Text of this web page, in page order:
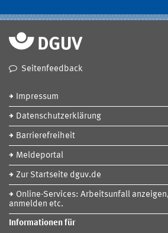
Seitenfeedback
Impressum
Datenschutzerklärung
Barrierefreiheit
Meldeportal
Zur Startseite dguv.de
Online-Services: Arbeitsunfall
anmelden etc.
Informationen für